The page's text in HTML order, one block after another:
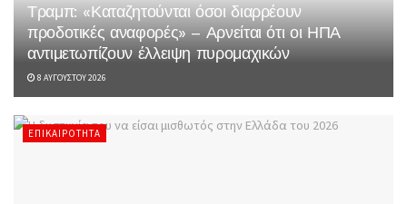
Τραμπ: «Καταζητούνται όσοι διαρρέουν
προδοτικές αναφορές» – Αρνείται ότι οι ΗΠΑ
αντιμετωπίζουν έλλειψη πυρομαχικών
8 ΑΥΓΟΎΣΤΟΥ 2026
ΕΠΙΚΑΙΡΌΤΗΤΑ